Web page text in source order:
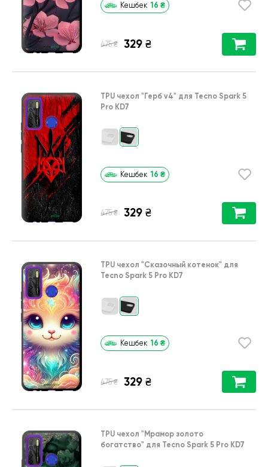
Кешбек 16 ₴
475 ₴ 329 ₴
TPU чехол "Герб v4" для Tecno Spark 5
Pro KD7
Кешбек 16 ₴
475 ₴ 329 ₴
TPU чехол "Сказочный котенок" для
Tecno Spark 5 Pro KD7
Кешбек 16 ₴
475 ₴ 329 ₴
TPU чехол "Мрамор золото
богатство" для Tecno Spark 5 Pro KD7